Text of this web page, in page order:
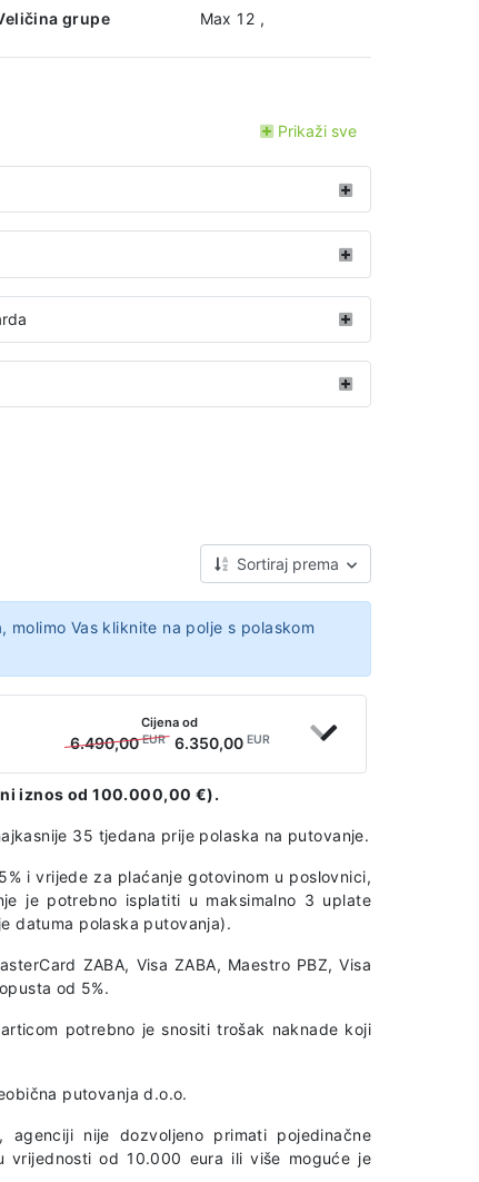
grupe
Max 12 ,
Prikaži sve
Sortiraj prema
Vas kliknite na polje s polaskom
Cijena od
6.490,00EUR 6.350,00 EUR
iznos od 100.000,00 €).
35 tjedana prije polaska na putovanje.
i vrijede za plaćanje gotovinom u poslovnici,
je potrebno isplatiti u maksimalno 3 uplate
datuma polaska putovanja).
ZABA, Visa ZABA, Maestro PBZ, Visa
od 5%.
potrebno je snositi trošak naknade koji
putovanja d.o.o.
nije dozvoljeno primati pojedinačne
vrijednosti od 10.000 eura ili više moguće je